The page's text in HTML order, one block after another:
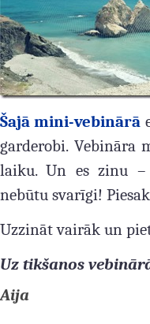
Šajā mini-vebinārā
garderobi. Vebināra
laiku. Un es zinu
nebūtu svarīgi!
Uzzināt vairāk un
Uz tikšanos
Aija